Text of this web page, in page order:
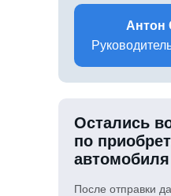
Остались
по
После отправки
Антон